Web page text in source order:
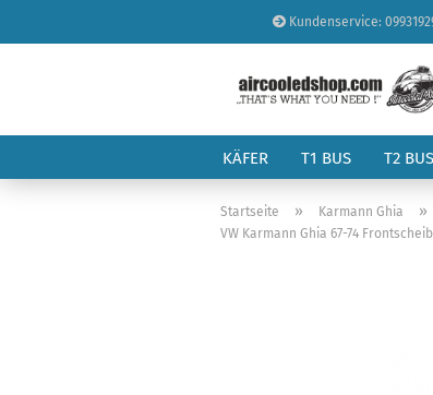
Kundenservice:
KÄFER T1 BUS T2 BUS
Startseite » Karmann Ghia »
VW Karmann Ghia 67-74